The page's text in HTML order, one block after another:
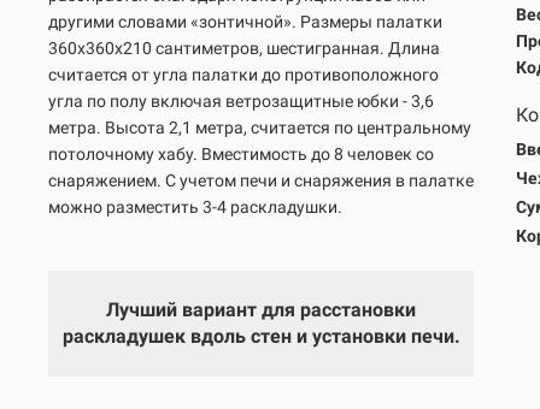
другими словами «зонтичной». Размеры палатки
360х360х210 сантиметров, шестигранная. Длина
считается от угла палатки до противоположного
угла по полу включая ветрозащитные юбки - 3,6
метра. Высота 2,1 метра, считается по центральному
потолочному хабу. Вместимость до 8 человек со
снаряжением. С учетом печи и снаряжения в палатке
можно разместить 3-4 раскладушки.
Лучший вариант для расстановки
раскладушек вдоль стен и установки печи.